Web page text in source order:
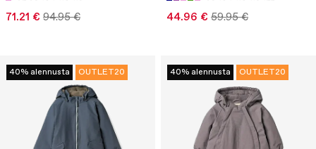
71.21 € 94.95 € 44.96 € 59.95 €
40% alennusta OUTLET20 40% alennusta OUTLET20